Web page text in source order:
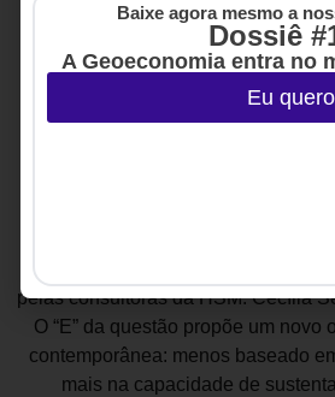
Esta coluna é como um convite à
pelas consultoras da HSM: Cecília
O “E” da questão propõe um novo
contemporânea: menos baseado
mais na capacidade de
Baixe agora mesmo a
Dossiê
A Geoeconomia entra no
Eu quero